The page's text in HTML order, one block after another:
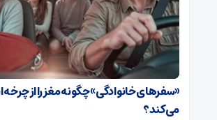
«سفرهای خانوادگی» چگونه مغز را از
می‌کند؟